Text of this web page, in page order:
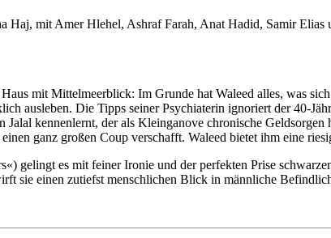
Haj, mit Amer Hlehel, Ashraf Farah, Anat Hadid, Samir Elias
mit Mittelmeerblick: Im Grunde hat Waleed alles, was
ausleben. Die Tipps seiner Psychiaterin ignoriert der 40-
kennenlernt, der als Kleinganove chronische
ganz großen Coup verschafft. Waleed bietet ihm eine
gelingt es mit feiner Ironie und der perfekten Prise
sie einen zutiefst menschlichen Blick in männliche